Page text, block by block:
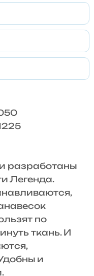
разработаны
Легенда.
по
ткань. И
и